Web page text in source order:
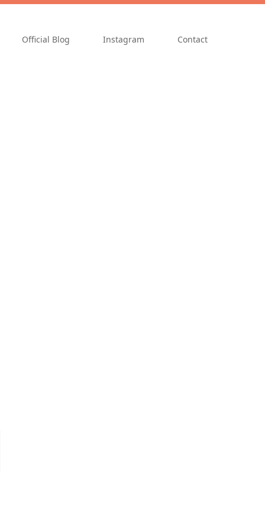
Official Blog Instagram Contact